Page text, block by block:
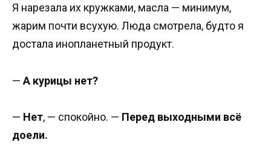
Я нарезала их кружками, масла — минимум,
жарим почти всухую. Люда смотрела, будто я
достала инопланетный продукт.
— А курицы нет?
— Нет, — спокойно. — Перед выходными всё
доели.